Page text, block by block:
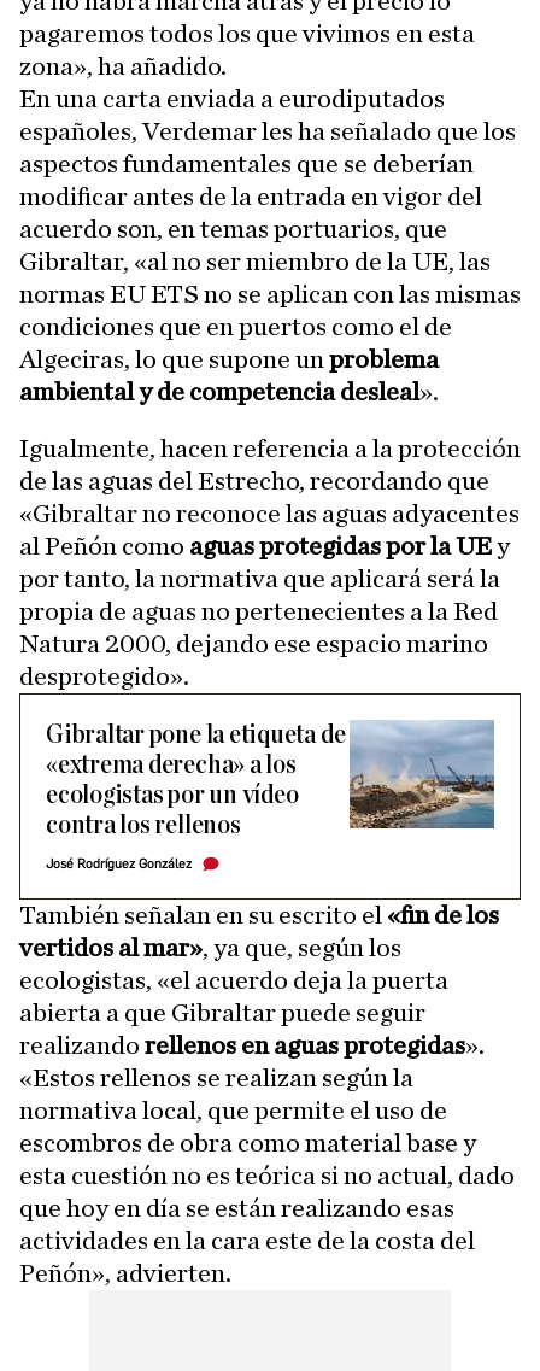
pagaremos todos los que vivimos en esta
zona», ha añadido.
En una carta enviada a eurodiputados
españoles, Verdemar les ha señalado que los
aspectos fundamentales que se deberían
modificar antes de la entrada en vigor del
acuerdo son, en temas portuarios, que
Gibraltar, «al no ser miembro de la UE, las
normas EU ETS no se aplican con las mismas
condiciones que en puertos como el de
Algeciras, lo que supone un problema
ambiental y de competencia desleal».
Igualmente, hacen referencia a la protección
de las aguas del Estrecho, recordando que
«Gibraltar no reconoce las aguas adyacentes
al Peñón como aguas protegidas por la UEy
por tanto, la normativa que aplicará será la
propia de aguas no pertenecientes a la Red
Natura 2000, dejando ese espacio marino
desprotegido».
Gibraltar pone la etiqueta de
«extrema derecha» a los
ecologistas por un vídeo
contra los rellenos
José Rodríguez González
También señalan en su escrito el «fin de los
vertidos al mar», ya que, según los
ecologistas, «el acuerdo deja la puerta
abierta a que Gibraltar puede seguir
realizando rellenos en aguas protegidas».
«Estos rellenos se realizan según la
normativa local, que permite el uso de
escombros de obra como material base y
esta cuestión no es teórica si no actual, dado
que hoy en día se están realizando esas
actividades en la cara este de la costa del
Peñón», advierten.